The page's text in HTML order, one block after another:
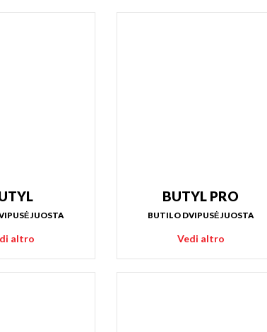
JUOSTA
altro
BUTYL PRO
BUTILO DVIPUSĖ JUOSTA
Vedi altro